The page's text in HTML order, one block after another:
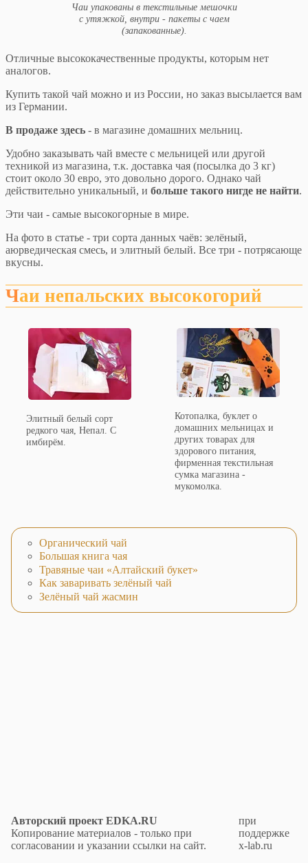
Чаи упакованы в текстильные мешочки
с утяжкой, внутри - пакеты с чаем
(запакованные).
Отличные высококачественные продукты, которым нет
аналогов.
Купить такой чай можно и из России, но заказ высылается вам
из Германии.
В продаже здесь - в магазине домашних мельниц.
Удобно заказывать чай вместе с мельницей или другой
техникой из магазина, т.к. доставка чая (посылка до 3 кг)
стоит около 30 евро, это довольно дорого. Однако чай
действительно уникальный, и больше такого нигде не найти.
Эти чаи - самые высокогорные в мире.
На фото в статье - три сорта данных чаёв: зелёный,
аюрведическая смесь, и элитный белый. Все три - потрясающе
вкусны.
Чаи непальских высокогорий
Элитный белый сорт
редкого чая, Непал. С
имбирём.
Котопалка, буклет о
домашних мельницах и
других товарах для
здорового питания,
фирменная текстильная
сумка магазина -
мукомолка.
Органический чай
Большая книга чая
Травяные чаи «Алтайский букет»
Как заваривать зелёный чай
Зелёный чай жасмин
Авторский проект EDKA.RU
Копирование материалов - только при
согласовании и указании ссылки на сайт.
при
поддержке
x-lab.ru